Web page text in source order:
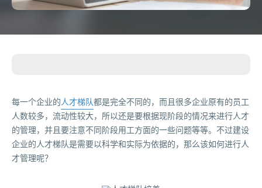
每一个企业的 人才梯队都是完全不同的，而且很多企业原有的员工
人数较多，流动性较大，所以还是要根据现阶段的情况来进行人才
的管理，并且要注意不同阶段用工方面的一些问题等等。不过建设
企业的人才梯队是需要以科学和实际为依据的，那么该如何进行人
才管理呢？